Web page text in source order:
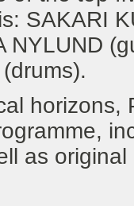
SAKARI
NYLUND
as